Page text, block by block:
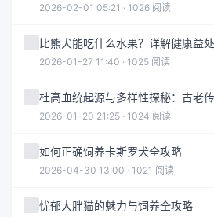
2026-02-01 05:21 · 1026 阅读
比熊犬能吃什么水果？详解健康益
2026-01-27 11:40 · 1025 阅读
杜高血统起源与多样性探秘：古老
2026-01-20 21:25 · 1024 阅读
如何正确饲养卡斯罗犬全攻略
2026-04-30 13:00 · 1021 阅读
忧郁大胖猫的魅力与饲养全攻略